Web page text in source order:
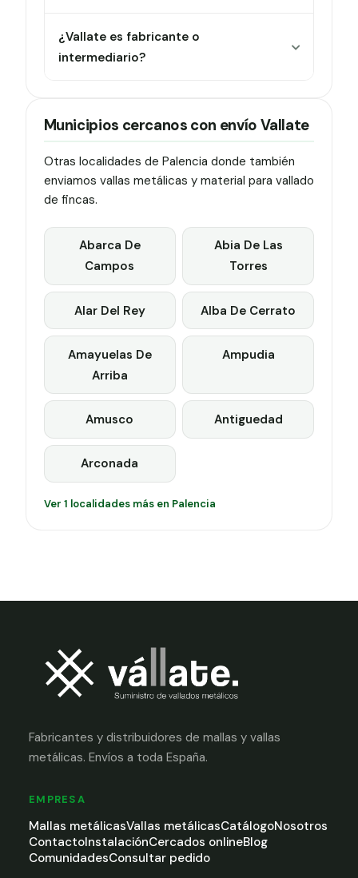
¿Vallate es fabricante o
intermediario?
Municipios cercanos con envío Vallate
Otras localidades de Palencia donde también
enviamos vallas metálicas y material para vallado
de fincas.
Abarca De
Campos
Abia De Las
Torres
Alar Del Rey Alba De Cerrato
Amayuelas De
Arriba
Ampudia
Amusco Antiguedad
Arconada
Ver 1 localidades más en Palencia
Fabricantes y distribuidores de mallas y vallas
metálicas. Envíos a toda España.
EMPRESA
Mallas metálicasVallas metálicasCatálogoNosotros
ContactoInstalaciónCercados onlineBlog
ComunidadesConsultar pedido